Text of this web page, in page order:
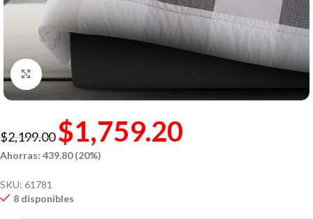
Click to enlarge
$2,199.00 $1,759.20
Ahorras: 439.80 (20%)
SKU: 61781
8 disponibles